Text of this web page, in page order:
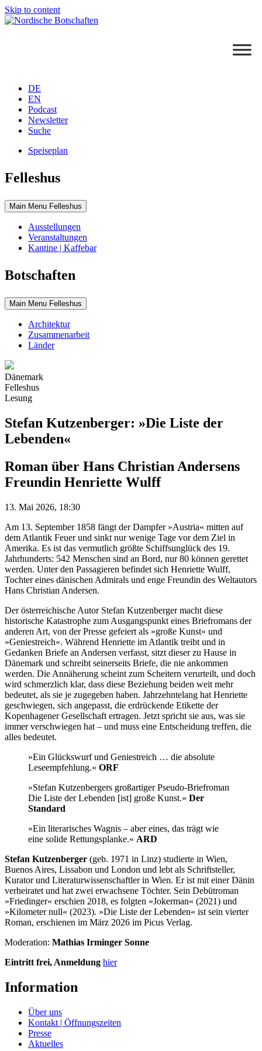
Skip to content
DE
EN
Podcast
Newsletter
Suche
Speiseplan
Felleshus
Main Menu Felleshus
Ausstellungen
Veranstaltungen
Kantine | Kaffebar
Botschaften
Main Menu Felleshus
Architektur
Zusammenarbeit
Länder
Dänemark
Felleshus
Lesung
Stefan Kutzenberger: »Die Liste der
Lebenden«
Roman über Hans Christian Andersens
Freundin Henriette Wulff
13. Mai 2026, 18:30
Am 13. September 1858 fängt der Dampfer »Austria« mitten auf
dem Atlantik Feuer und sinkt nur wenige Tage vor dem Ziel in
Amerika. Es ist das vermutlich größte Schiffsunglück des 19.
Jahrhunderts: 542 Menschen sind an Bord, nur 80 können gerettet
werden. Unter den Passagieren befindet sich Henriette Wulff,
Tochter eines dänischen Admirals und enge Freundin des Weltautors
Hans Christian Andersen.
Der österreichische Autor Stefan Kutzenberger macht diese
historische Katastrophe zum Ausgangspunkt eines Briefromans der
anderen Art, von der Presse gefeiert als »große Kunst« und
»Geniestreich«. Während Henriette im Atlantik treibt und in
Gedanken Briefe an Andersen verfasst, sitzt dieser zu Hause in
Dänemark und schreibt seinerseits Briefe, die nie ankommen
werden. Die Annäherung scheint zum Scheitern verurteilt, und doch
wird schmerzlich klar, dass diese Beziehung beiden weit mehr
bedeutet, als sie je zugegeben haben. Jahrzehntelang hat Henriette
geschwiegen, sich angepasst, die erdrückende Etikette der
Kopenhagener Gesellschaft ertragen. Jetzt spricht sie aus, was sie
immer verschwiegen hat – und muss eine Entscheidung treffen, die
alles bedeutet.
»Ein Glückswurf und Geniestreich … die absolute
Leseempfehlung.« ORF
»Stefan Kutzenbergers großartiger Pseudo-Briefroman
Die Liste der Lebenden [ist] große Kunst.« Der
Standard
»Ein literarisches Wagnis – aber eines, das trägt wie
eine solide Rettungsplanke.« ARD
Stefan Kutzenberger (geb. 1971 in Linz) studierte in Wien,
Buenos Aires, Lissabon und London und lebt als Schriftsteller,
Kurator und Literaturwissenschaftler in Wien. Er ist mit einer Dänin
verheiratet und hat zwei erwachsene Töchter. Sein Debütroman
»Friedinger« erschien 2018, es folgten »Jokerman« (2021) und
»Kilometer null« (2023). »Die Liste der Lebenden« ist sein vierter
Roman, erschienen im März 2026 im Picus Verlag.
Moderation: Mathias Irminger Sonne
Eintritt frei, Anmeldung hier
Information
Über uns
Kontakt | Öffnungszeiten
Presse
Aktuelles